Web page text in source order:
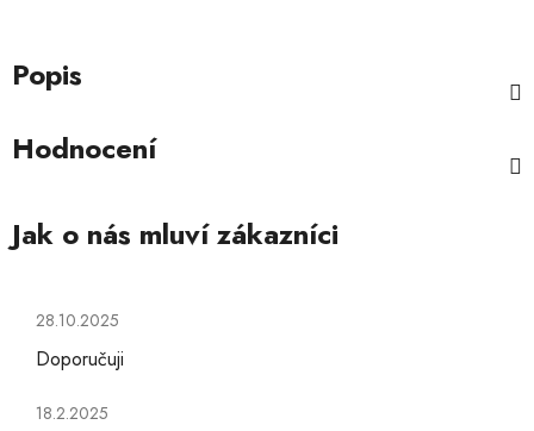
Popis
Hodnocení
Hodnocení obchodu je 5 z 5 hvězdiček.
28.10.2025
Doporučuji
Hodnocení obchodu je 5 z 5 hvězdiček.
18.2.2025